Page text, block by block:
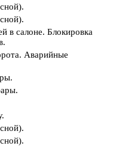
в салоне. Блокировка
Аварийные